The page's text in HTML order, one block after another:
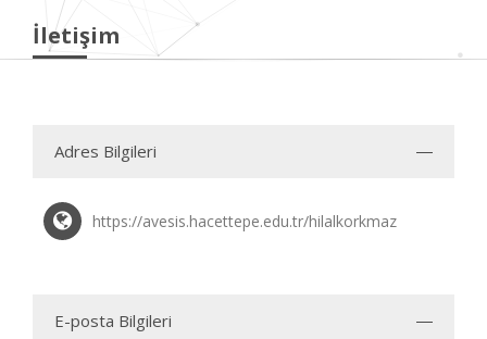
İletişim
Adres Bilgileri
https://avesis.hacettepe.edu.tr/hilalkorkmaz
E-posta Bilgileri